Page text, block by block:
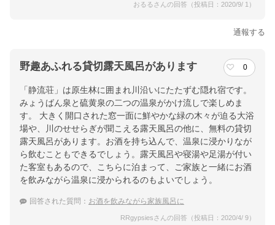
おるるさんの回答（投稿日：2020/9/ 1）
通報する
野趣あふれる貸切露天風呂があります 0
「静流荘」は原生林に囲まれ川沿いにたたずむ隠れ宿です。
みょうばん泉と硫黄泉の二つの温泉がかけ流しで楽しめま
す。 大きく開口された窓一面に鮮やかな緑の木々が迫る大浴
場や、川のせせらぎが聞こえる露天風呂の他に、無料の貸切
露天風呂があります。お酒を持ち込んで、温泉に浸かりなが
ら飲むこともできるでしょう。露天風呂や寝湯や足湯が付い
た客室もあるので、こちらに泊まって、ご家族と一緒にお酒
を飲みながら温泉に浸かられるのもよいでしょう。
回答された質問： お酒を飲みながら家族風呂に
RRgypsiesさんの回答（投稿日：2020/4/ 9）